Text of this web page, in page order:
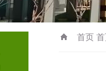
首页